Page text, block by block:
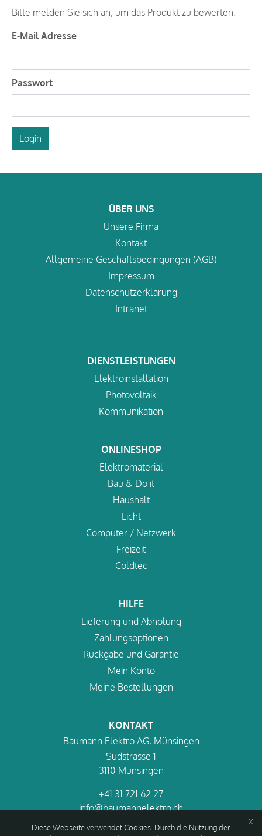
Bitte melden Sie sich an, um das Produkt zu bewerten.
E-Mail Adresse
Passwort
Login
ÜBER UNS
Unsere Firma
Kontakt
Allgemeine Geschäftsbedingungen (AGB)
Impressum
Datenschutzerklärung
Intranet
DIENSTLEISTUNGEN
Elektroinstallation
Photovoltaik
Kommunikation
ONLINESHOP
Elektromaterial
Bau & Do it
Haushalt
Licht
Computer / Netzwerk
Freizeit
Coldtec
HILFE
Lieferung und Abholung
Zahlungsoptionen
Rückgabe und Garantie
Mein Konto
Meine Bestellungen
KONTAKT
Baumann Elektro AG, Münsingen
Südstrasse 1
3110 Münsingen
+41 31 721 62 27
info@baumannelektro.ch
Diese Webseite verwendet Cookies. Durch die Nutzung der
x